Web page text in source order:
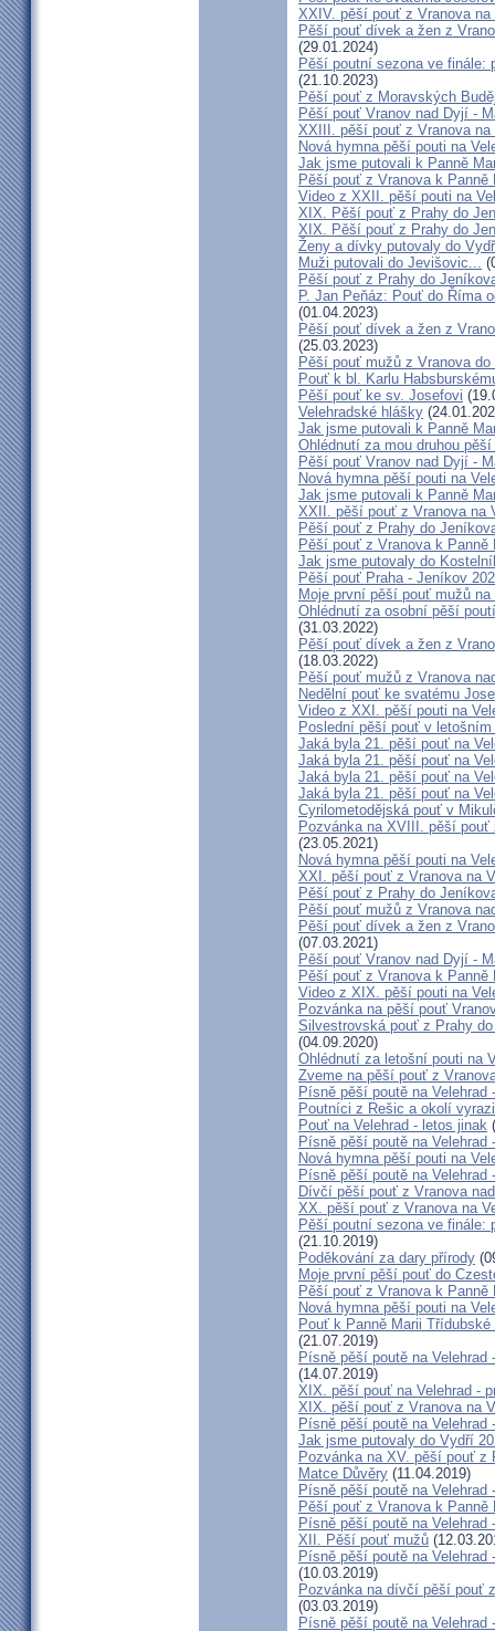
XXIV. pěší pouť z Vranova
Pěší pouť dívek a žen z
(29.01.2024)
Pěší poutní sezona ve finále:
(21.10.2023)
Pěší pouť z Moravských
Pěší pouť Vranov nad Dyjí -
XXIII. pěší pouť z Vranova na
Nová hymna pěší pouti na
Jak jsme putovali k Panně
Pěší pouť z Vranova k Panně
Video z XXII. pěší pouti na
XIX. Pěší pouť z Prahy do
XIX. Pěší pouť z Prahy do
Ženy a dívky putovaly do
Muži putovali do Jevišovic...
Pěší pouť z Prahy do
P. Jan Peňáz: Pouť do Říma
(01.04.2023)
Pěší pouť dívek a žen z
(25.03.2023)
Pěší pouť mužů z Vranova
Pouť k bl. Karlu
Pěší pouť ke sv. Josefovi
Velehradské hlášky
Jak jsme putovali k Panně
Ohlédnutí za mou druhou
Pěší pouť Vranov nad Dyjí -
Nová hymna pěší pouti na
Jak jsme putovali k Panně
XXII. pěší pouť z Vranova na
Pěší pouť z Prahy do
Pěší pouť z Vranova k Panně
Jak jsme putovaly do
Pěší pouť Praha - Jeníkov
Moje první pěší pouť mužů
Ohlédnutí za osobní pěší
(31.03.2022)
Pěší pouť dívek a žen z
(18.03.2022)
Pěší pouť mužů z Vranova
Nedělní pouť ke svatému
Video z XXI. pěší pouti na
Poslední pěší pouť v
Jaká byla 21. pěší pouť na
Jaká byla 21. pěší pouť na
Jaká byla 21. pěší pouť na
Jaká byla 21. pěší pouť na
Cyrilometodějská pouť v
Pozvánka na XVIII. pěší
(23.05.2021)
Nová hymna pěší pouti na
XXI. pěší pouť z Vranova na
Pěší pouť z Prahy do
Pěší pouť mužů z Vranova
Pěší pouť dívek a žen z
(07.03.2021)
Pěší pouť Vranov nad Dyjí -
Pěší pouť z Vranova k Panně
Video z XIX. pěší pouti na
Pozvánka na pěší pouť
Silvestrovská pouť z Prahy
(04.09.2020)
Ohlédnutí za letošní pouti na
Zveme na pěší pouť z
Písně pěší poutě na
Poutníci z Rešic a okolí
Pouť na Velehrad - letos jinak
Písně pěší poutě na Velehrad
Nová hymna pěší pouti na
Písně pěší poutě na Velehrad
Dívčí pěší pouť z Vranova
XX. pěší pouť z Vranova na
Pěší poutní sezona ve finále:
(21.10.2019)
Poděkování za dary přírody
Moje první pěší pouť do
Pěší pouť z Vranova k Panně
Nová hymna pěší pouti na
Pouť k Panně Marii
(21.07.2019)
Písně pěší poutě na
(14.07.2019)
XIX. pěší pouť na Velehrad -
XIX. pěší pouť z Vranova na
Písně pěší poutě na Velehrad
Jak jsme putovaly do Vydří
Pozvánka na XV. pěší pouť
Matce Důvěry (11.04.2019)
Písně pěší poutě na Velehrad
Pěší pouť z Vranova k Panně
Písně pěší poutě na
XII. Pěší pouť mužů
Písně pěší poutě na Velehrad
(10.03.2019)
Pozvánka na dívčí pěší pouť
(03.03.2019)
Písně pěší poutě na Velehrad